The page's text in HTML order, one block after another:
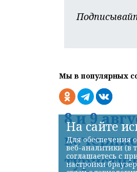
Мы в популярных
8 и 9
На сайте
Для обеспечения
веб-аналитики (в
соглашаетесь с
настройки